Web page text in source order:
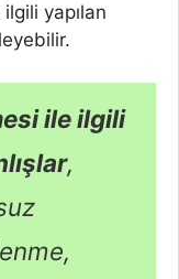
yapılan
ile ilgili
,